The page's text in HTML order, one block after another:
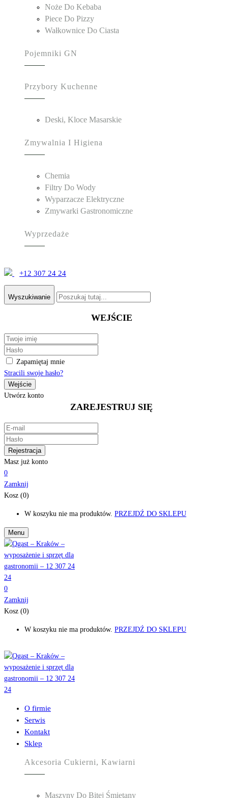
Noże Do Kebaba
Piece Do Pizzy
Wałkownice Do Ciasta
Pojemniki GN
Przybory Kuchenne
Deski, Kloce Masarskie
Zmywalnia I Higiena
Chemia
Filtry Do Wody
Wyparzacze Elektryczne
Zmywarki Gastronomiczne
Wyprzedaże
+12 307 24 24
Wyszukiwanie
WEJŚCIE
Zapamiętaj mnie
Stracili swoje hasło?
Utwórz konto
ZAREJESTRUJ SIĘ
Masz już konto
0
Zamknij
Kosz (0)
W koszyku nie ma produktów. PRZEJDŹ DO SKLEPU
Menu
0
Zamknij
Kosz (0)
W koszyku nie ma produktów. PRZEJDŹ DO SKLEPU
O firmie
Serwis
Kontakt
Sklep
Akcesoria Cukierni, Kawiarni
Maszyny Do Bitej Śmietany